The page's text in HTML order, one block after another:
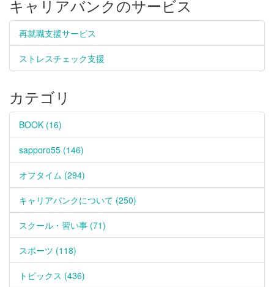
キャリアバンクのサービス
再就職支援サービス
ストレスチェック支援
カテゴリ
BOOK (16)
sapporo55 (146)
オフタイム (294)
キャリアバンクについて (250)
スクール・習い事 (71)
スポーツ (118)
トピックス (436)